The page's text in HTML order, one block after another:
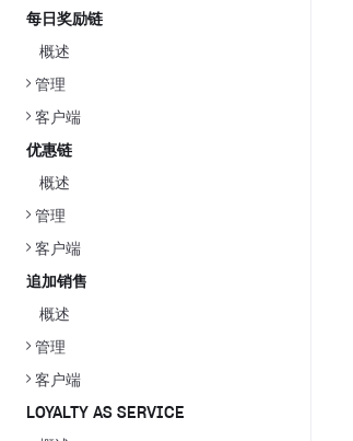
每日奖励链
概述
管理
客户端
优惠链
概述
管理
客户端
追加销售
概述
管理
客户端
LOYALTY AS SERVICE